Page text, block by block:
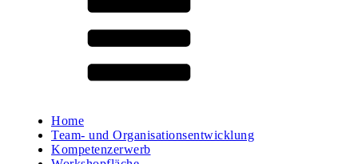
Home
Team- und Organisationsentwicklung
Kompetenzerwerb